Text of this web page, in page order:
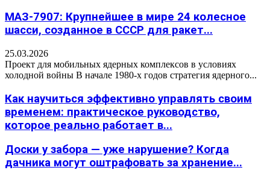
МАЗ-7907: Крупнейшее в мире 24 колесное
шасси, созданное в СССР для ракет...
25.03.2026
Проект для мобильных ядерных комплексов в условиях
холодной войны В начале 1980-х годов стратегия ядерного...
Как научиться эффективно управлять своим
временем: практическое руководство,
которое реально работает в...
Доски у забора — уже нарушение? Когда
дачника могут оштрафовать за хранение...